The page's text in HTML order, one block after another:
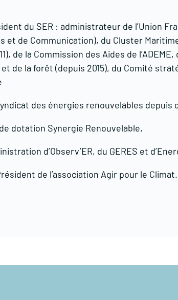
du SER : administrateur de l’Union
et de Communication), du Cluster
de la Commission des Aides de
de la forêt (depuis 2015), du Comité
des énergies renouvelables depuis
dotation Synergie Renouvelable,
d’Observ’ER, du GERES et
de l’association Agir pour le Climat.